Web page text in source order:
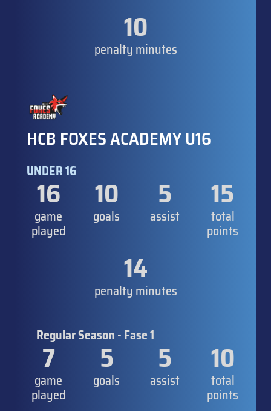
10
penalty minutes
HCB FOXES ACADEMY U16
UNDER 16
16
game
played
10
goals
5
assist
15
total
points
14
penalty minutes
Regular Season - Fase 1
7
game
played
5
goals
5
assist
10
total
points